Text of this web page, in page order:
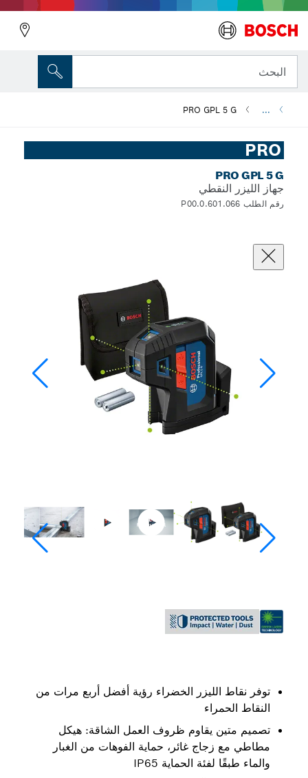
البحث
...
PRO GPL 5 G
PRO
PRO GPL 5 G
جهاز الليزر النقطي
رقم الطلب 0.601.066.P00
توفر نقاط الليزر الخضراء رؤية أفضل أربع مرات من
النقاط الحمراء
تصميم متين يقاوم ظروف العمل الشاقة: هيكل
مطاطي مع زجاج غائر، حماية الفوهات من الغبار
والماء طبقًا لفئة الحماية IP65